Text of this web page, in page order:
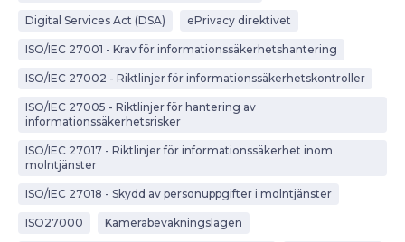
Digital Services Act (DSA) ePrivacy direktivet
ISO/IEC 27001 - Krav för informationssäkerhetshantering
ISO/IEC 27002 - Riktlinjer för informationssäkerhetskontroller
ISO/IEC 27005 - Riktlinjer för hantering av
informationssäkerhetsrisker
ISO/IEC 27017 - Riktlinjer för informationssäkerhet inom
molntjänster
ISO/IEC 27018 - Skydd av personuppgifter i molntjänster
ISO27000 Kamerabevakningslagen